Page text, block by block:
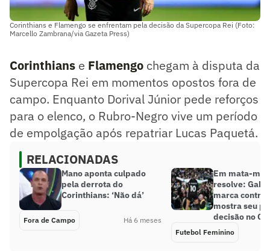
Corinthians e Flamengo se enfrentam pela decisão da Supercopa Rei (Foto:
Marcello Zambrana/via Gazeta Press)
Corinthians e Flamengo chegam à disputa da
Supercopa Rei em momentos opostos fora de
campo. Enquanto Dorival Júnior pede reforços
para o elenco, o Rubro-Negro vive um período
de empolgação após repatriar Lucas Paquetá.
RELACIONADAS
Mano aponta culpado
pela derrota do
Corinthians: ‘Não dá’
Fora de Campo Há 6 meses
Em mata-
resolve: Gabi
marca contra
mostra seu
decisão no
Futebol Feminino